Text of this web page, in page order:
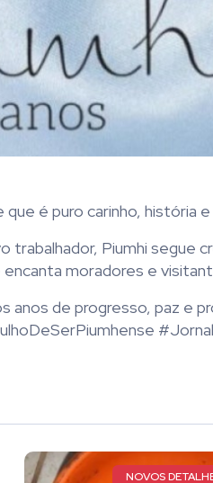
que é puro carinho, história
Piumhi segue
moradores e
anos de progresso, paz e
QUERIDA MARIA